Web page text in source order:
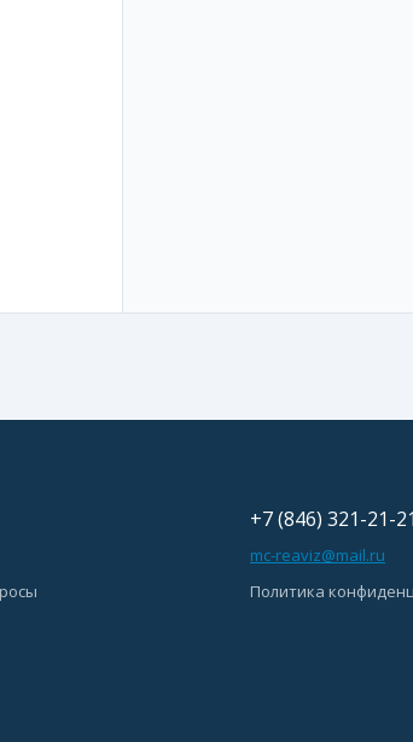
+7 (846) 321-21-21
mc-reaviz@mail.ru
Политика